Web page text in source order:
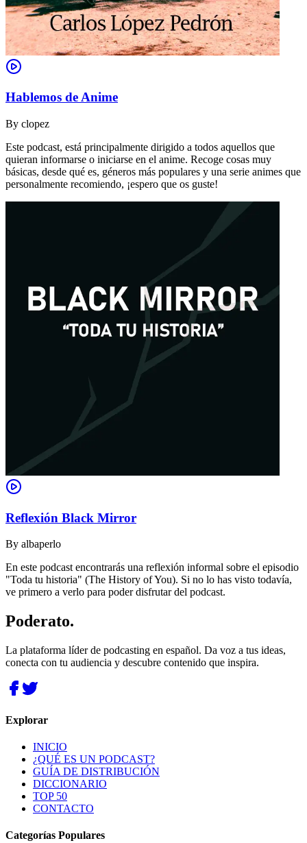
Hablemos de Anime
By clopez
Este podcast, está principalmente dirigido a todos aquellos que
quieran informarse o iniciarse en el anime. Recoge cosas muy
básicas, desde qué es, géneros más populares y una serie animes que
personalmente recomiendo, ¡espero que os guste!
Reflexión Black Mirror
By albaperlo
En este podcast encontrarás una reflexión informal sobre el episodio
"Toda tu historia" (The History of You). Si no lo has visto todavía,
ve primero a verlo para poder disfrutar del podcast.
Poderato.
La plataforma líder de podcasting en español. Da voz a tus ideas,
conecta con tu audiencia y descubre contenido que inspira.
Explorar
INICIO
¿QUÉ ES UN PODCAST?
GUÍA DE DISTRIBUCIÓN
DICCIONARIO
TOP 50
CONTACTO
Categorías Populares